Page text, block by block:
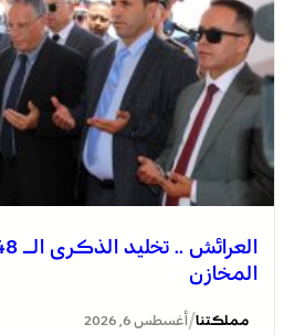
المخازن
مملكتنا/ أغسطس 6, 2026